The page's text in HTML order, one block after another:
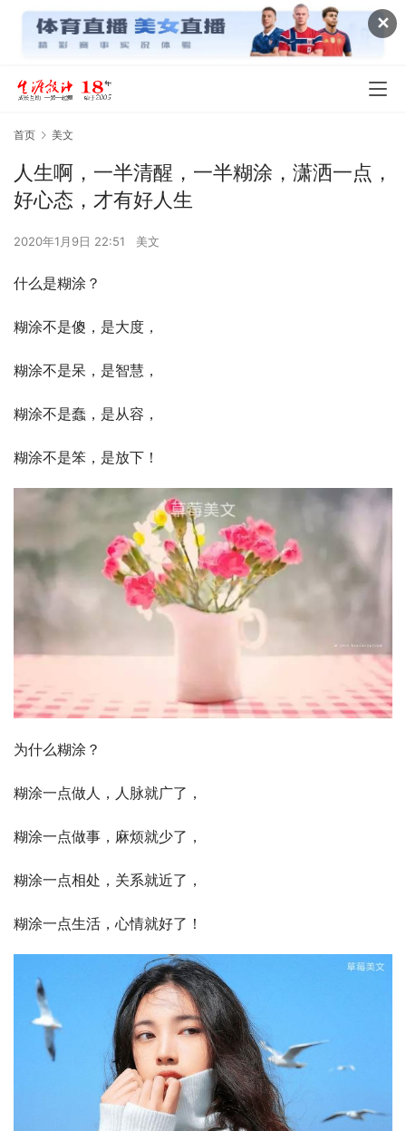
✕
首页 美文
人生啊，一半清醒，一半糊涂，潇洒一点，
好心态，才有好人生
2020年1月9日 22:51 美文
什么是糊涂？
糊涂不是傻，是大度，
糊涂不是呆，是智慧，
糊涂不是蠢，是从容，
糊涂不是笨，是放下！
为什么糊涂？
糊涂一点做人，人脉就广了，
糊涂一点做事，麻烦就少了，
糊涂一点相处，关系就近了，
糊涂一点生活，心情就好了！